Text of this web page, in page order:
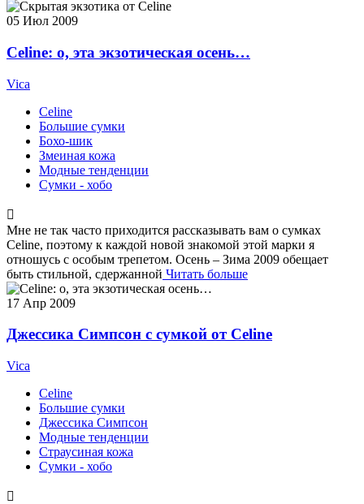
05 Июл 2009
Celine: о, эта экзотическая осень…
Vica
Celine
Большие сумки
Бохо-шик
Змеиная кожа
Модные тенденции
Сумки - хобо
Мне не так часто приходится рассказывать вам о сумках
Celine, поэтому к каждой новой знакомой этой марки я
отношусь с особым трепетом. Осень – Зима 2009 обещает
быть стильной, сдержанной Читать больше
17 Апр 2009
Джессика Симпсон с сумкой от Celine
Vica
Celine
Большие сумки
Джессика Симпсон
Модные тенденции
Страусиная кожа
Сумки - хобо